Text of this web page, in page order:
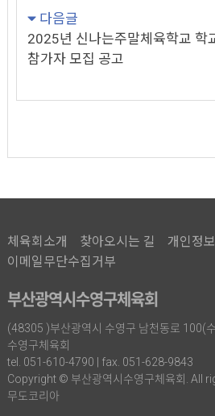
다음글
2025년 신나는주말체육학교 학
참가자 모집 공고
체육회소개 찾아오시는 길
개인정
이메일무단수집거부
부산광역시수영구체육회
(48305 )부산광역시 수영구 남천동로 100(
수영구체육회
tel. 051-610-4790 | fax. 051-628-9843
Copyright © 부산광역시수영구체육회. All
무도코리아